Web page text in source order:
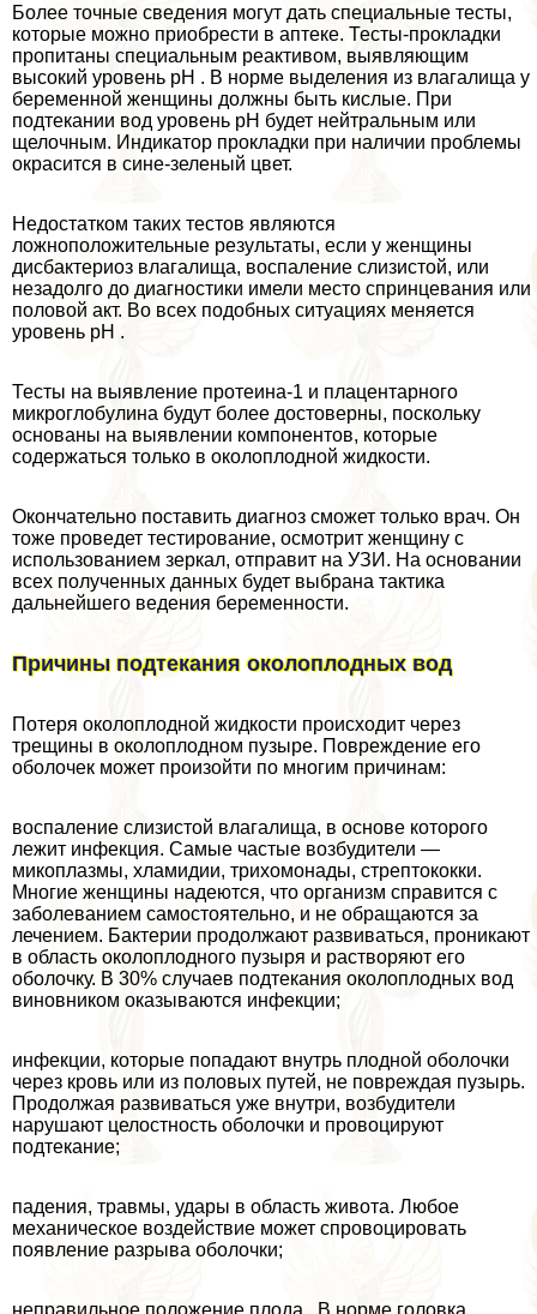
Более точные сведения могут дать специальные тесты,
которые можно приобрести в аптеке. Тесты-прокладки
пропитаны специальным реактивом, выявляющим
высокий уровень pH . В норме выделения из влагалища у
беременной женщины должны быть кислые. При
подтекании вод уровень pH будет нейтральным или
щелочным. Индикатор прокладки при наличии проблемы
окрасится в сине-зеленый цвет.
Недостатком таких тестов являются
ложноположительные результаты, если у женщины
дисбактериоз влагалища, воспаление слизистой, или
незадолго до диагностики имели место спринцевания или
пoлoвoй акт. Во всех подобных ситуациях меняется
уровень pH .
Тесты на выявление протеина-1 и плацентарного
микроглобулина будут более достоверны, поскольку
основаны на выявлении компонентов, которые
содержаться только в околоплодной жидкости.
Окончательно поставить диагноз сможет только врач. Он
тоже проведет тестирование, осмотрит женщину с
использованием зеркал, отправит на УЗИ. На основании
всех полученных данных будет выбрана тактика
дальнейшего ведения беременности.
Причины подтекания околоплодных вод
Потеря околоплодной жидкости происходит через
трещины в околоплодном пузыре. Повреждение его
оболочек может произойти по многим причинам:
воспаление слизистой влагалища, в основе которого
лежит инфекция. Самые частые возбудители —
микоплазмы, xлaмидии, трихомонады, стрептококки.
Многие женщины надеются, что организм справится с
заболеванием самостоятельно, и не обращаются за
лечением. Бактерии продолжают развиваться, проникают
в область околоплодного пузыря и растворяют его
оболочку. В 30% случаев подтекания околоплодных вод
виновником оказываются инфекции;
инфекции, которые попадают внутрь плодной оболочки
через кровь или из пoлoвых путей, не повреждая пузырь.
Продолжая развиваться уже внутри, возбудители
нарушают целостность оболочки и провоцируют
подтекание;
падения, травмы, удары в область живота. Любое
механическое воздействие может спровоцировать
появление разрыва оболочки;
неправильное положение плода . В норме головка